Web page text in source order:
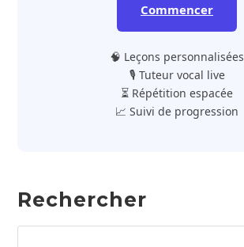
Commencer
🧠 Leçons personnalisées
🎙️ Tuteur vocal live
⏳ Répétition espacée
📈 Suivi de progression
Rechercher